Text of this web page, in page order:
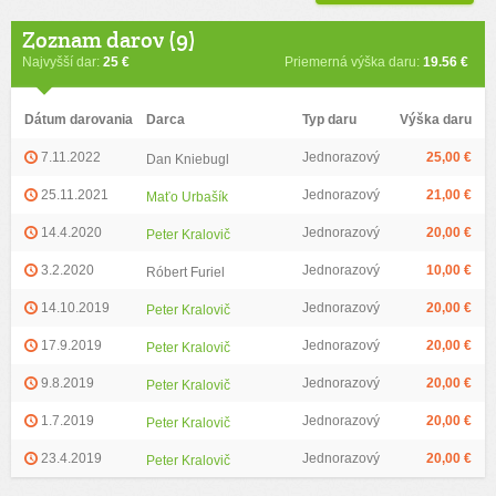
Zoznam darov (9)
Najvyšší dar: 25 € Priemerná výška daru: 19.56 €
Dátum darovania Darca Typ daru Výška daru
7.11.2022 Dan Kniebugl Jednorazový 25,00 €
25.11.2021 Maťo Urbašík Jednorazový 21,00 €
14.4.2020 Peter Kralovič Jednorazový 20,00 €
3.2.2020 Róbert Furiel Jednorazový 10,00 €
14.10.2019 Peter Kralovič Jednorazový 20,00 €
17.9.2019 Peter Kralovič Jednorazový 20,00 €
9.8.2019 Peter Kralovič Jednorazový 20,00 €
1.7.2019 Peter Kralovič Jednorazový 20,00 €
23.4.2019 Peter Kralovič Jednorazový 20,00 €